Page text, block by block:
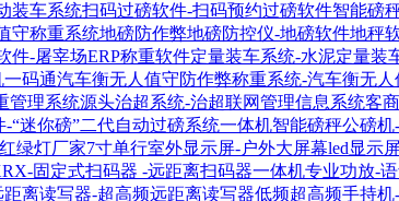
装车系统扫码过磅软件-扫码预约过磅软件智能磅
守称重系统地磅防作弊地磅防控仪-地磅软件地秤
件-屠宰场ERP称重软件定量装车系统-水泥定量装
一码通汽车衡无人值守防作弊称重系统-汽车衡无人
管理系统源头治超系统-治超联网管理信息系统客
“迷你磅”二代自动过磅系统一体机智能磅秤公磅
绿灯厂家7寸单行室外显示屏-户外大屏幕led显示
固定式扫码器 -远距离扫码器一体机专业功放-
离读写器-超高频远距离读写器低频超高频手持